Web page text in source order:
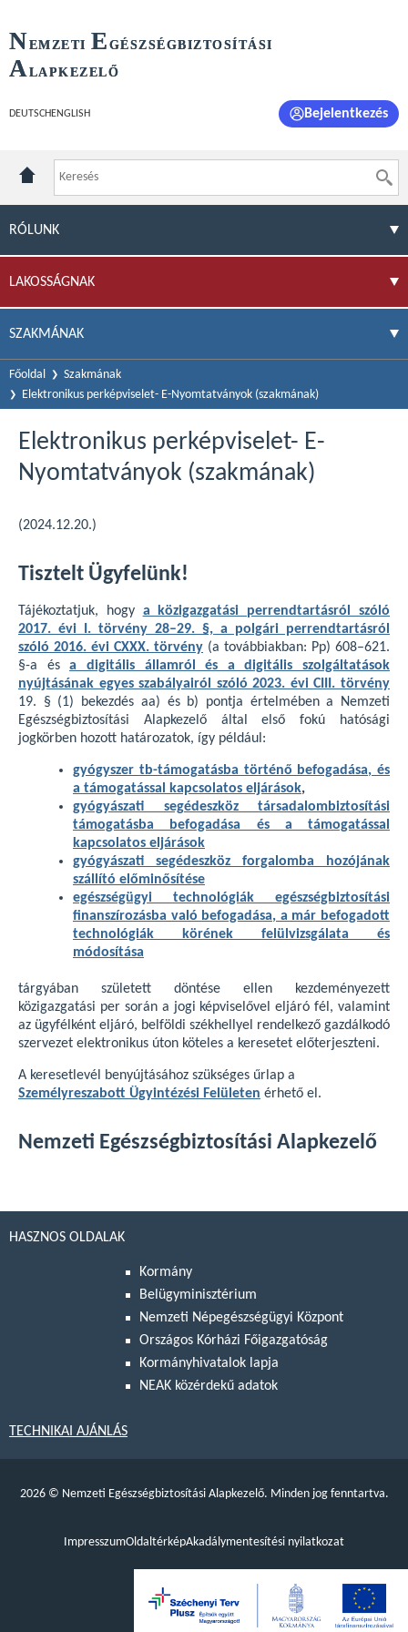
NEMZETI E GÉSZSÉGBIZTOSÍTÁSI
ALAPKEZELŐ
DEUTSCH ENGLISH Bejelentkezés
RÓLUNK
LAKOSSÁGNAK
SZAKMÁNAK
Főoldal
Szakmának
Elektronikus perképviselet- E-Nyomtatványok (szakmának)
Elektronikus perképviselet- E-
Nyomtatványok (szakmának)
(2024.12.20.)
Tisztelt Ügyfelünk!
Tájékoztatjuk, hogy a közigazgatási perrendtartásról szóló
2017. évi I. törvény 28–29. §, a polgári perrendtartásról
szóló 2016. évi CXXX. törvény (a továbbiakban: Pp) 608–621.
§-a ésa digitális államról és a digitális szolgáltatások
nyújtásának egyes szabályairól szóló 2023. évi CIII. törvény
19. § (1) bekezdés aa) és b) pontja értelmében a Nemzeti
Egészségbiztosítási Alapkezelő által első fokú hatósági
jogkörben hozott határozatok, így például:
gyógyszer tb-támogatásba történő befogadása, és
a támogatással kapcsolatos eljárások,
gyógyászati segédeszköz társadalombiztosítási
támogatásba befogadása és a támogatással
kapcsolatos eljárások
gyógyászati segédeszköz forgalomba hozójának
szállító előminősítése
egészségügyi technológiák egészségbiztosítási
finanszírozásba való befogadása, a már befogadott
technológiák körének felülvizsgálata és
módosítása
tárgyában született döntése ellen kezdeményezett
közigazgatási per során a jogi képviselővel eljáró fél, valamint
az ügyfélként eljáró, belföldi székhellyel rendelkező gazdálkodó
szervezet elektronikus úton köteles a keresetet előterjeszteni.
A keresetlevél benyújtásához szükséges űrlap a
Személyreszabott Ügyintézési Felületen érhető el.
Nemzeti Egészségbiztosítási Alapkezelő
HASZNOS OLDALAK
Kormány
Belügyminisztérium
Nemzeti Népegészségügyi Központ
Országos Kórházi Főigazgatóság
Kormányhivatalok lapja
NEAK közérdekű adatok
TECHNIKAI AJÁNLÁS
2026 © Nemzeti Egészségbiztosítási Alapkezelő. Minden jog fenntartva.
ImpresszumOldaltérképAkadálymentesítési nyilatkozat